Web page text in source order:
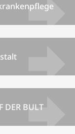
BULT